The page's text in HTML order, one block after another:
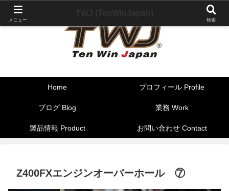
Home プロフィール Profile
ブログ Blog 業務 Work
製品情報 Product お問い合わせ Contact
Z400FXエンジンオーバーホール ⑦
メニュー 検索